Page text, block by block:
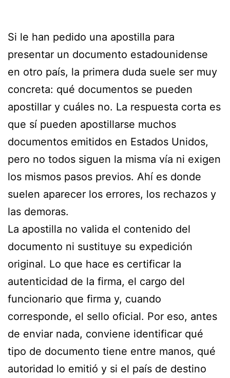
Si le han pedido una apostilla para
presentar un documento estadounidense
en otro país, la primera duda suele ser muy
concreta: qué documentos se pueden
apostillar y cuáles no. La respuesta corta es
que sí pueden apostillarse muchos
documentos emitidos en Estados Unidos,
pero no todos siguen la misma vía ni exigen
los mismos pasos previos. Ahí es donde
suelen aparecer los errores, los rechazos y
las demoras.
La apostilla no valida el contenido del
documento ni sustituye su expedición
original. Lo que hace es certificar la
autenticidad de la firma, el cargo del
funcionario que firma y, cuando
corresponde, el sello oficial. Por eso, antes
de enviar nada, conviene identificar qué
tipo de documento tiene entre manos, qué
autoridad lo emitió y si el país de destino